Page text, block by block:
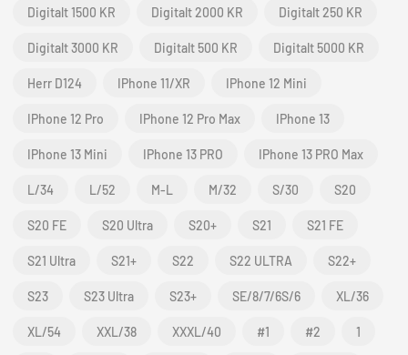
Digitalt 1500 KR Digitalt 2000 KR Digitalt 250 KR
Digitalt 3000 KR Digitalt 500 KR Digitalt 5000 KR
Herr D124 IPhone 11/XR IPhone 12 Mini
IPhone 12 Pro IPhone 12 Pro Max IPhone 13
IPhone 13 Mini IPhone 13 PRO IPhone 13 PRO Max
L/34 L/52 M-L M/32 S/30 S20
S20 FE S20 Ultra S20+ S21 S21 FE
S21 Ultra S21+ S22 S22 ULTRA S22+
S23 S23 Ultra S23+ SE/8/7/6S/6 XL/36
XL/54 XXL/38 XXXL/40 #1 #2 1